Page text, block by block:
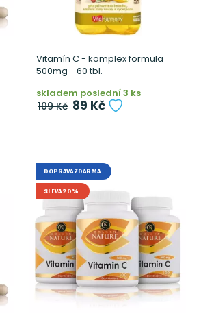
Vitamín C - komplex formula
500mg - 60 tbl.
skladem poslední 3 ks
109 Kč 89 Kč
DOPRAVA ZDARMA
SLEVA 20%